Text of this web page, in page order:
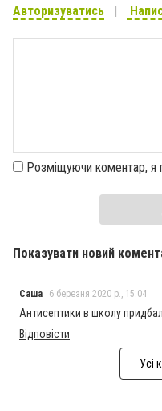
Авторизуватись
Розміщуючи коментар, я
Показувати новий
Саша 6 березня 2020 р., 15:04
Антисептики в школу
Відповісти
Усі